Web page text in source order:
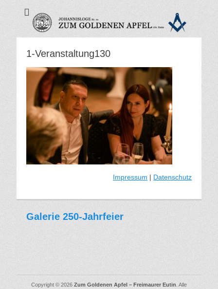
Zum Goldenen
Apfel - Freimaurer
1-Veranstaltung130
Impressum | Datenschutz
Galerie 250-Jahrfeier
Copyright © 2026 Zum Goldenen Apfel – Freimaurer Eutin . Alle